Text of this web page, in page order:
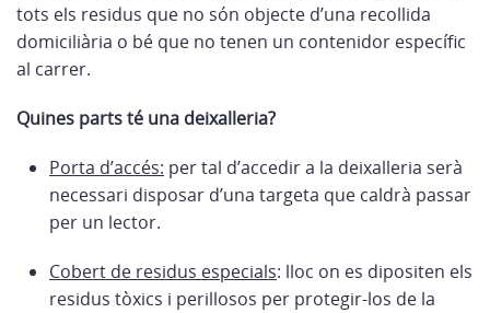
tots els residus que no són objecte d’una recollida
domiciliària o bé que no tenen un contenidor específic
al carrer.
Quines parts té una deixalleria?
Porta d’accés: per tal d’accedir a la deixalleria serà
necessari disposar d’una targeta que caldrà passar
per un lector.
Cobert de residus especials: lloc on es dipositen els
residus tòxics i perillosos per protegir-los de la